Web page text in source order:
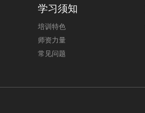
学习须知
培训特色
师资力量
常见问题